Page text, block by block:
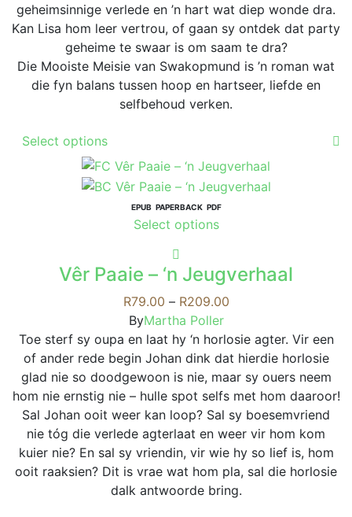
geheimsinnige verlede en ’n hart wat diep wonde dra.
Kan Lisa hom leer vertrou, of gaan sy ontdek dat party
geheime te swaar is om saam te dra?
Die Mooiste Meisie van Swakopmund is ’n roman wat
die fyn balans tussen hoop en hartseer, liefde en
selfbehoud verken.
Select options
has
multiple
variants.
The
may
be
chosen
on
the
product
page
EPUB PAPERBACK PDF
Select optionsThis
multiple
variants.
The
options
may
be
chosen
on
the
product
page
Vêr Paaie – ‘n Jeugverhaal
R79.00 – R209.00Price
R79.00
through
R209.00
ByMartha Poller
Toe sterf sy oupa en laat hy ‘n horlosie agter. Vir een
of ander rede begin Johan dink dat hierdie horlosie
glad nie so doodgewoon is nie, maar sy ouers neem
hom nie ernstig nie – hulle spot selfs met hom daaroor!
Sal Johan ooit weer kan loop? Sal sy boesemvriend
nie tóg die verlede agterlaat en weer vir hom kom
kuier nie? En sal sy vriendin, vir wie hy so lief is, hom
ooit raaksien? Dit is vrae wat hom pla, sal die horlosie
dalk antwoorde bring.